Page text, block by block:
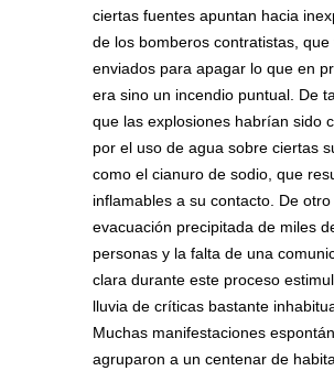
ciertas fuentes apuntan hacia
de los bomberos contratistas, que
enviados para apagar lo que en
era sino un incendio puntual. De
que las explosiones habrían sido
por el uso de agua sobre ciertas
como el cianuro de sodio, que
inflamables a su contacto. De otro
evacuación precipitada de miles
personas y la falta de una
clara durante este proceso
lluvia de críticas bastante
Muchas manifestaciones
agruparon a un centenar de